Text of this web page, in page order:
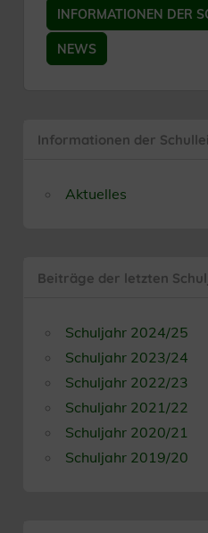
INFORMATIONEN DER
NEWS
Informationen der
Aktuelles
Beiträge der letzten
Schuljahr 2024/25
Schuljahr 2023/24
Schuljahr 2022/23
Schuljahr 2021/22
Schuljahr 2020/21
Schuljahr 2019/20